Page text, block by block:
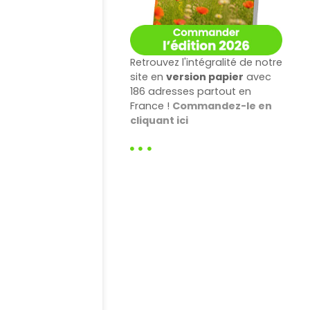
Retrouvez l'intégralité de notre
site en version papier avec
186 adresses partout en
France ! Commandez-le en
cliquant ici